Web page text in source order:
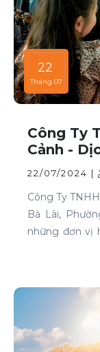
22
Tháng 07
Công Ty
Cảnh -
Lượng
22/07/2024 |
Công Ty
Bà Lài,
những đơn vị